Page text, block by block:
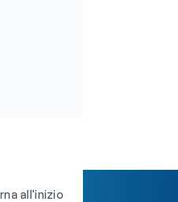
all'inizio